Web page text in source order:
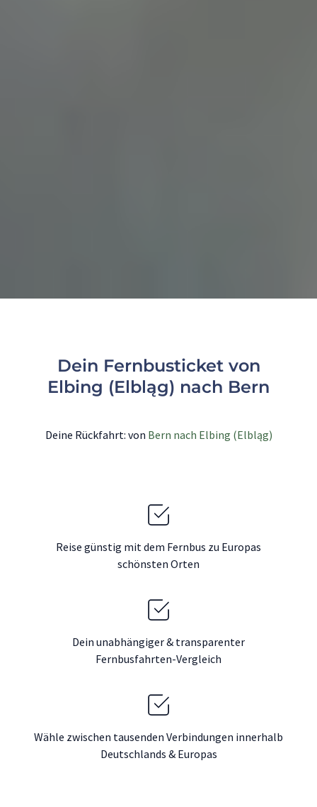
Dein Fernbusticket von
Elbing (Elbląg) nach Bern
Deine Rückfahrt: von Bern nach Elbing (Elbląg)
Reise günstig mit dem Fernbus zu Europas
schönsten Orten
Dein unabhängiger & transparenter
Fernbusfahrten-Vergleich
Wähle zwischen tausenden Verbindungen innerhalb
Deutschlands & Europas